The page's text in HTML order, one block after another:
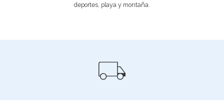
deportes, playa y montaña.